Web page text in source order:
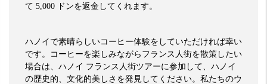
て 5,000 ドンを返金してくれます。
ハノイで素晴らしいコーヒー体験をしていただければ幸い
です。コーヒーを楽しみながらフランス人街を散策したい
場合は、ハノイ フランス人街ツアーに参加して、ハノイ
の歴史的、文化的美しさを発見してください。私たちのウ